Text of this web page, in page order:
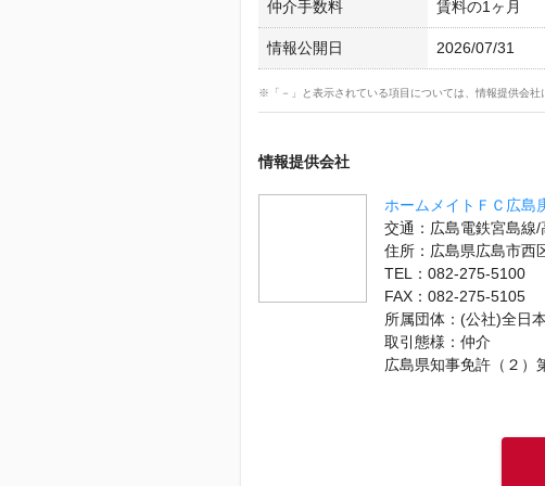
仲介手数料 賃料の1ヶ月
情報公開日 2026/07/31
※「－」と表示されている項目については、情報提供会社
情報提供会社
ホームメイトＦＣ広
交通：広島電鉄宮島線
住所：広島県広島市西
TEL：082-275-5100
FAX：082-275-5105
所属団体：(公社)全日
取引態様：仲介
広島県知事免許（２）